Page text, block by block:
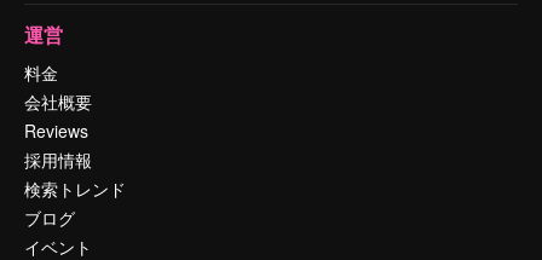
運営
料金
会社概要
Reviews
採用情報
検索トレンド
ブログ
イベント